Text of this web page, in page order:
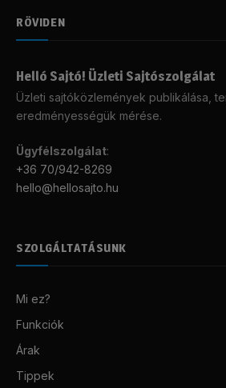
RÖVIDEN
Helló Sajtó! Üzleti Sajtószolgálat
Üzleti sajtóközlemények publikálása,
eredményességük mérése.
Ügyfélszolgálat:
+36 70/942-8269
hello@hellosajto.hu
SZOLGÁLTATÁSUNK
Mi ez?
Funkciók
Árak
Tippek